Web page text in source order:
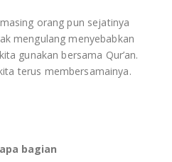
orang pun sejatinya
mengulang menyebabkan
gunakan bersama Qur’an.
terus membersamainya.
bagian